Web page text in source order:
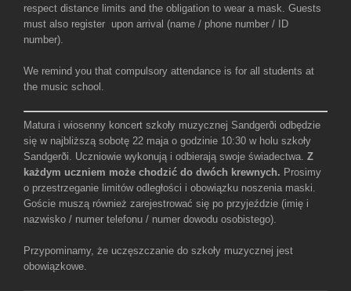
respect distance limits and the obligation to wear a mask. Guests
must also register upon arrival (name / phone number / ID
number).
We remind you that compulsory attendance is for all students at
the music school.
Matura i wiosenny koncert szkoły muzycznej Sandgerði odbędzie
się w najbliższą sobotę 22 maja o godzinie 10:30 w holu szkoły
Sandgerði. Uczniowie wykonują i odbierają swoje świadectwa. Z
każdym uczniem może chodzić do dwóch krewnych. Prosimy
o przestrzeganie limitów odległości i obowiązku noszenia maski.
Goście muszą również zarejestrować się po przyjeździe (imię i
nazwisko / numer telefonu / numer dowodu osobistego).
Przypominamy, że uczęszczanie do szkoły muzycznej jest
obowiązkowe.